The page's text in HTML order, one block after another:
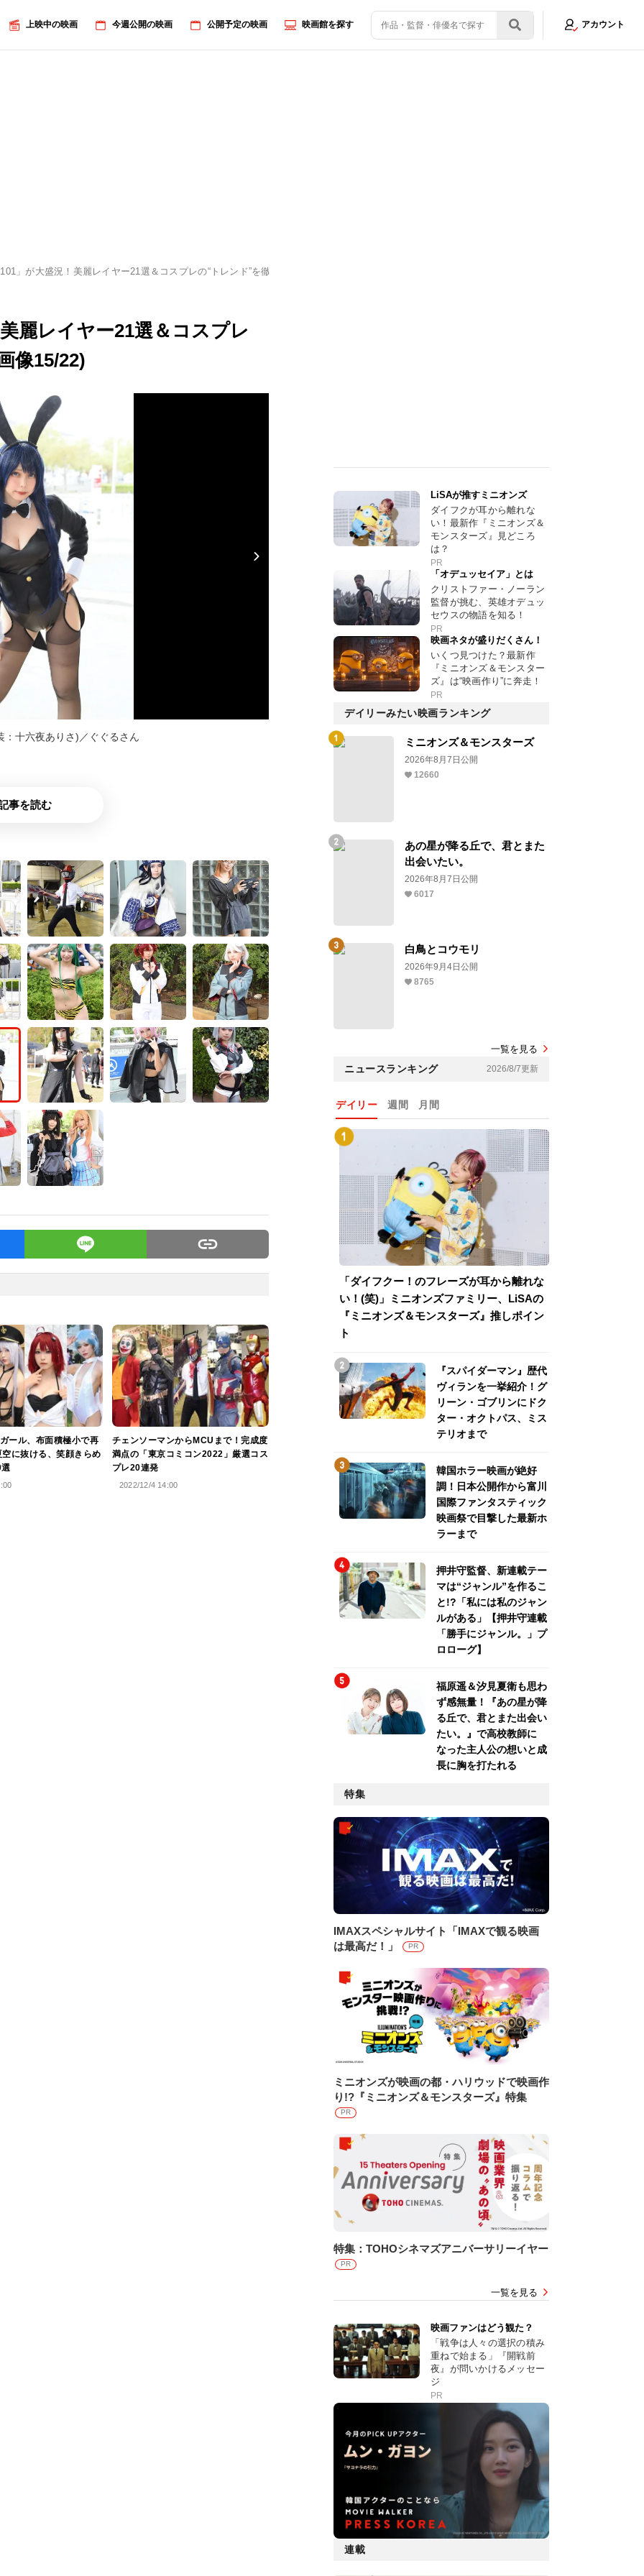
上映中の映画 今週公開の映画 公開予定の映画 映画館を探す アカウント
」が大盛況！美麗レイヤー21選＆コスプレの“トレンド”を徹底分析
麗レイヤー21選＆コスプレ
像15/22)
十六夜ありさ)／ぐぐるさん
事を読む
ール、布面積極小で再
に抜ける、笑顔きらめ
チェンソーマンからMCUまで！完成度
満点の「東京コミコン2022」厳選コス
プレ20連発
2022/12/4 14:00
LiSAが推すミニオンズ
ダイフクが耳から離れな
い！最新作『ミニオンズ＆
モンスターズ』見どころ
は？
PR
「オデュッセイア」とは
クリストファー・ノーラン
監督が挑む、英雄オデュッ
セウスの物語を知る！
PR
映画ネタが盛りだくさん！
いくつ見つけた？最新作
『ミニオンズ＆モンスター
ズ』は“映画作り”に奔走！
PR
デイリーみたい映画ランキング
ミニオンズ＆モンスターズ
2026年8月7日公開
12660
あの星が降る丘で、君とまた
出会いたい。
2026年8月7日公開
6017
白鳥とコウモリ
2026年9月4日公開
8765
一覧を見る
ニュースランキング 2026/8/7更新
デイリー 週間 月間
「ダイフクー！のフレーズが耳から離れな
い！(笑)」ミニオンズファミリー、LiSAの
『ミニオンズ＆モンスターズ』推しポイン
ト
『スパイダーマン』歴代
ヴィランを一挙紹介！グ
リーン・ゴブリンにドク
ター・オクトパス、ミス
テリオまで
韓国ホラー映画が絶好
調！日本公開作から富川
国際ファンタスティック
映画祭で目撃した最新ホ
ラーまで
押井守監督、新連載テー
マは“ジャンル”を作るこ
と!?「私には私のジャン
ルがある」【押井守連載
「勝手にジャンル。」プ
ロローグ】
福原遥＆汐見夏衛も思わ
ず感無量！『あの星が降
る丘で、君とまた出会い
たい。』で高校教師に
なった主人公の想いと成
長に胸を打たれる
特集
IMAXスペシャルサイト「IMAXで観る映画
は最高だ！」
PR
ミニオンズが映画の都・ハリウッドで映画作
り!?『ミニオンズ＆モンスターズ』特集
PR
特集：TOHOシネマズアニバーサリーイヤー
PR
一覧を見る
映画ファンはどう観た？
「戦争は人々の選択の積み
重ねで始まる」『開戦前
夜』が問いかけるメッセー
ジ
PR
連載